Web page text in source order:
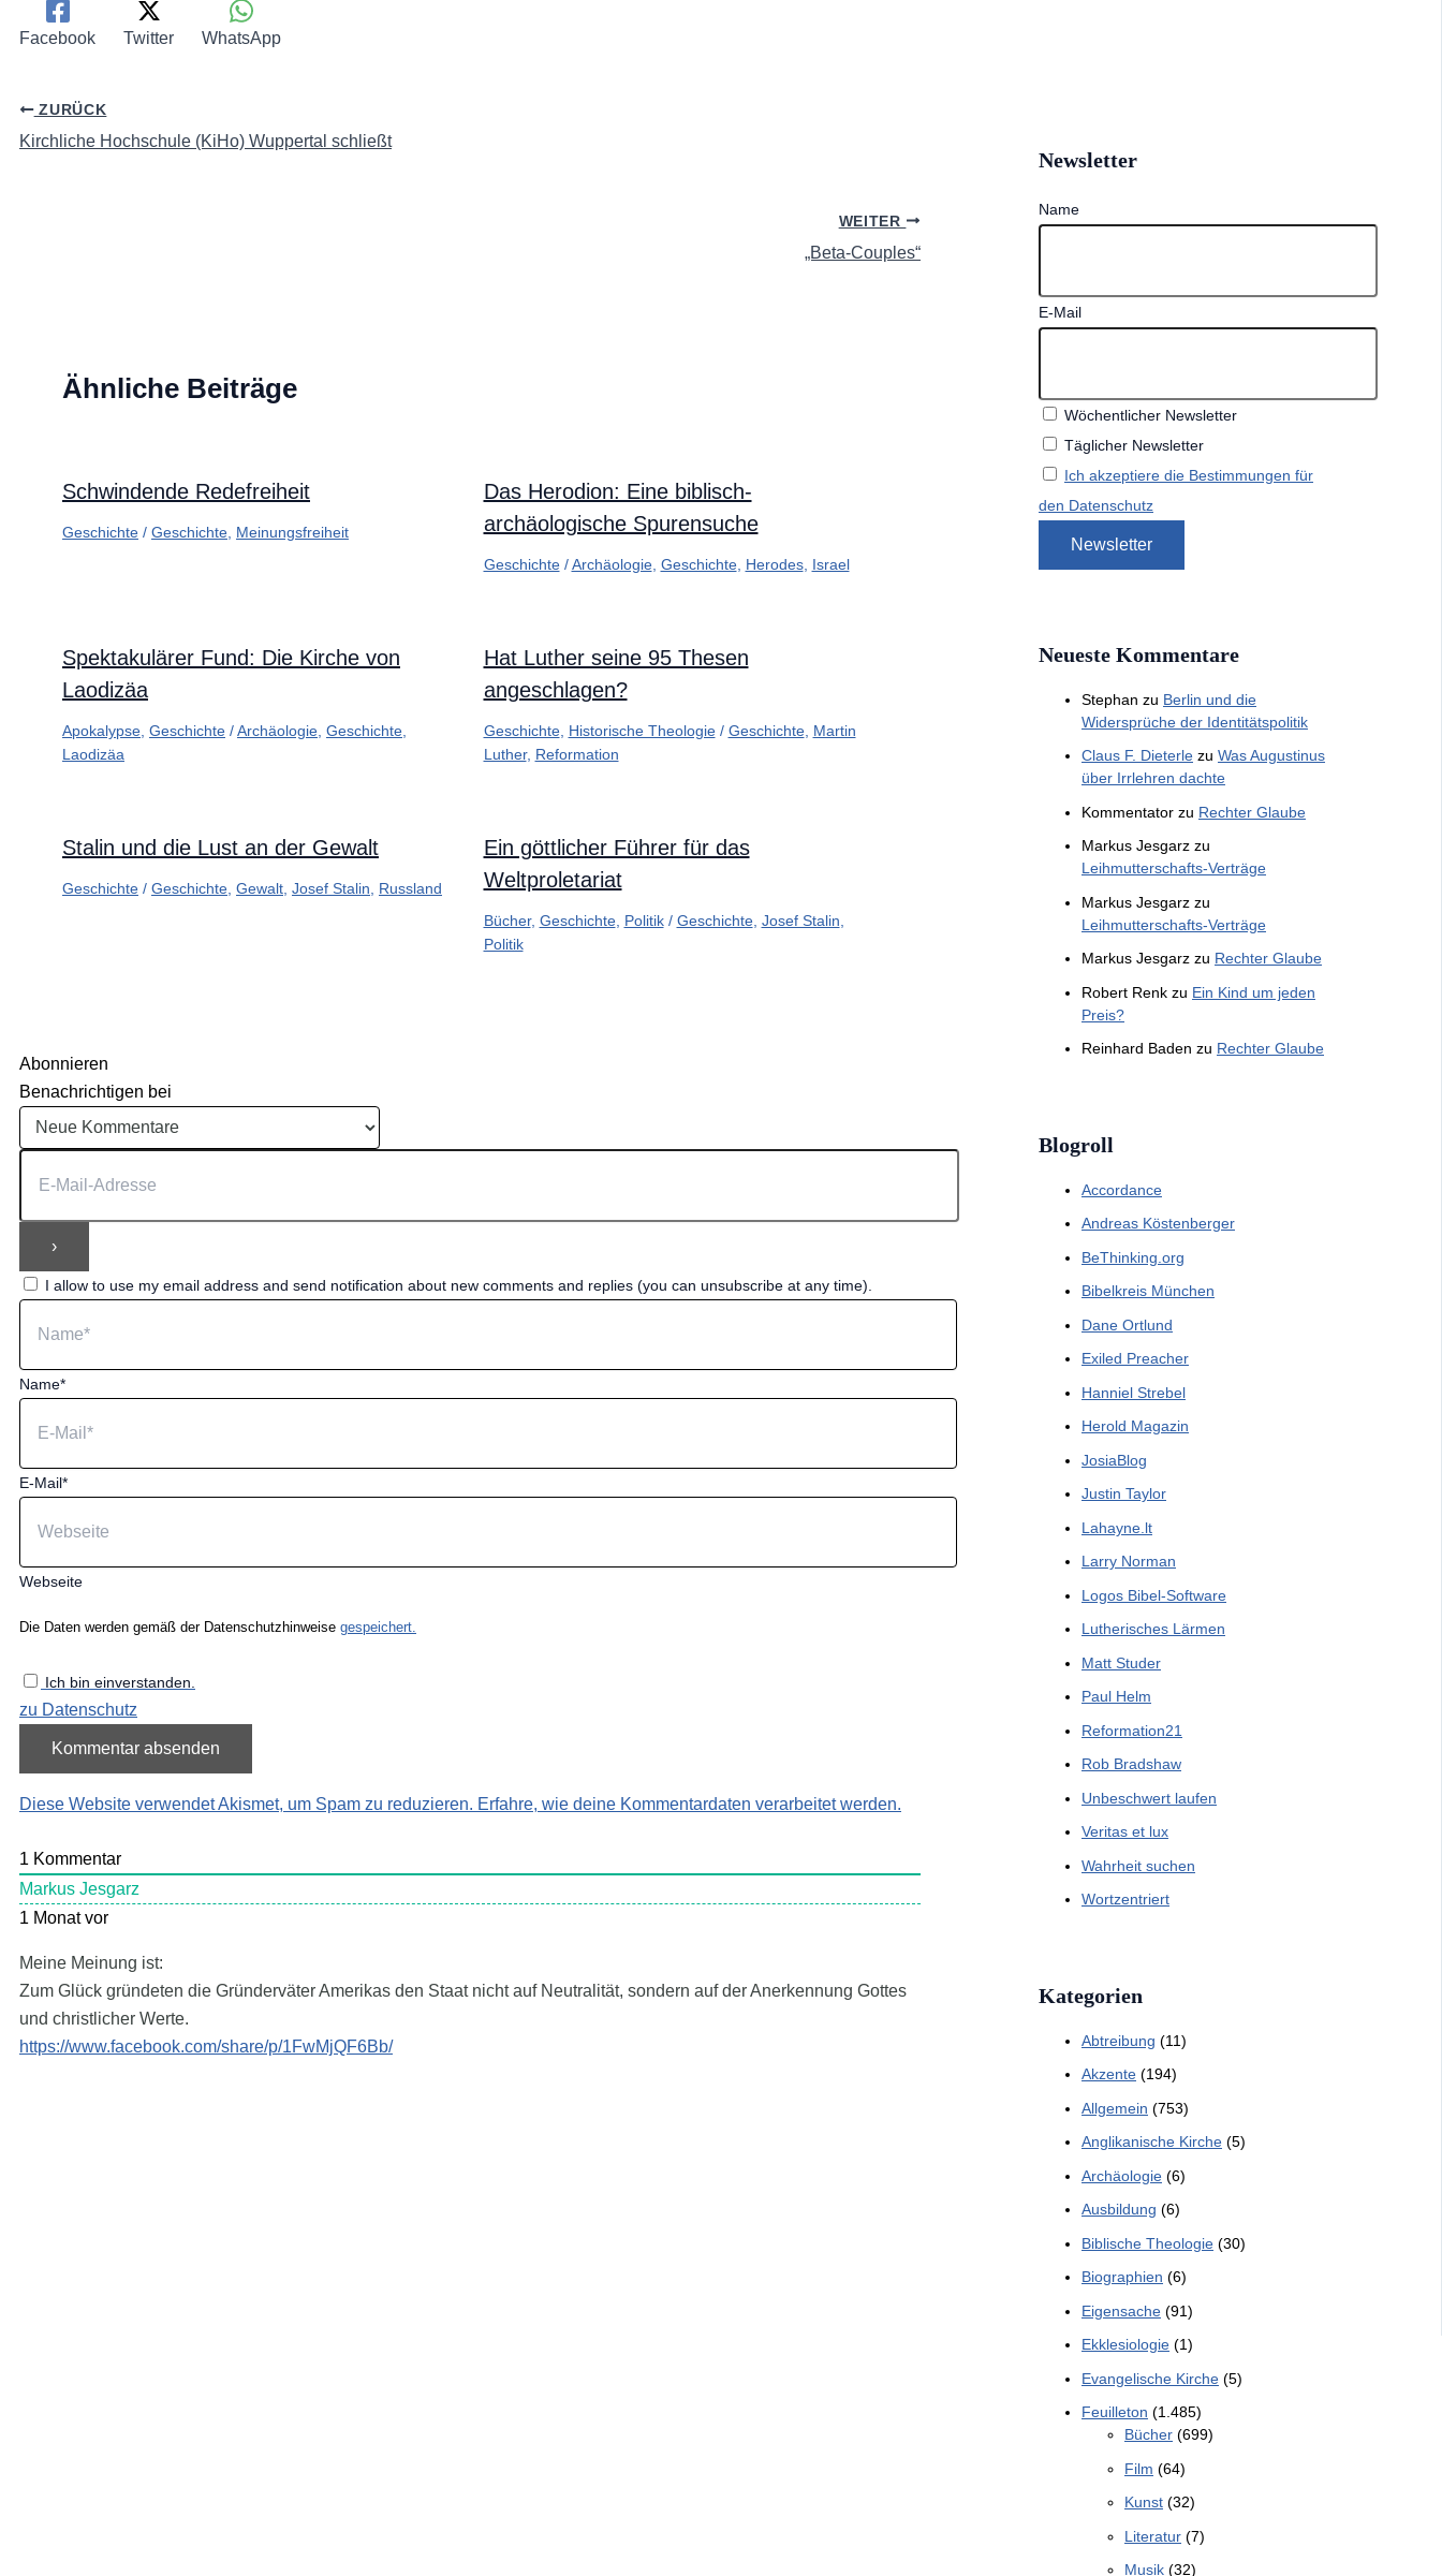
Facebook Twitter WhatsApp
ZURÜCK
Kirchliche Hochschule (KiHo) Wuppertal schließt
WEITER
„Beta-Couples“
Ähnliche Beiträge
Schwindende Redefreiheit
Geschichte / Geschichte Meinungsfreiheit
Das Herodion: Eine biblisch-
archäologische Spurensuche
Geschichte/Archäologie, Geschichte, Herodes, Israel
Spektakulärer Fund: Die Kirche von
Laodizäa
Apokalypse Geschichte /Archäologie Geschichte
Laodizäa
Hat Luther seine 95 Thesen
angeschlagen?
Geschichte, Historische Theologie/ Geschichte, Martin
Luther, Reformation
Stalin und die Lust an der Gewalt
Geschichte / Geschichte Gewalt Josef Stalin Russland
Ein göttlicher Führer für das
Weltproletariat
Bücher, Geschichte, Politik/ Geschichte, Josef Stalin
Politik
Abonnieren
Benachrichtigen bei
I allow to use my email address and send notification about new comments and replies (you can unsubscribe at any time).
Name*
E-Mail*
Webseite
Die Daten werden gemäß der Datenschutzhinweise gespeichert.
Ich bin einverstanden.
zu Datenschutz
Diese Website verwendet Akismet, um Spam zu reduzieren. Erfahre, wie deine Kommentardaten verarbeitet werden.
1 Kommentar
Markus Jesgarz
1 Monat vor
Meine Meinung ist:
Zum Glück gründeten die Gründerväter Amerikas den Staat nicht auf Neutralität, sondern auf der Anerkennung Gottes
und christlicher Werte.
https://www.facebook.com/share/p/1FwMjQF6Bb/
Newsletter
Name
E-Mail
Wöchentlicher Newsletter
Täglicher Newsletter
Ich akzeptiere die Bestimmungen für
den Datenschutz
Neueste Kommentare
Stephan zu Berlin und die
Widersprüche der Identitätspolitik
Claus F. Dieterle zu Was Augustinus
über Irrlehren dachte
Kommentator zu Rechter Glaube
Markus Jesgarz zu
Leihmutterschafts-Verträge
Markus Jesgarz zu
Leihmutterschafts-Verträge
Markus Jesgarz zu Rechter Glaube
Robert Renk zu Ein Kind um jeden
Preis?
Reinhard Baden zu Rechter Glaube
Blogroll
Accordance
Andreas Köstenberger
BeThinking.org
Bibelkreis München
Dane Ortlund
Exiled Preacher
Hanniel Strebel
Herold Magazin
JosiaBlog
Justin Taylor
Lahayne.lt
Larry Norman
Logos Bibel-Software
Lutherisches Lärmen
Matt Studer
Paul Helm
Reformation21
Rob Bradshaw
Unbeschwert laufen
Veritas et lux
Wahrheit suchen
Wortzentriert
Kategorien
Abtreibung (11)
Akzente (194)
Allgemein (753)
Anglikanische Kirche (5)
Archäologie (6)
Ausbildung (6)
Biblische Theologie (30)
Biographien (6)
Eigensache (91)
Ekklesiologie (1)
Evangelische Kirche (5)
Feuilleton (1.485)
Bücher (699)
Film (64)
Kunst (32)
Literatur (7)
Musik (32)